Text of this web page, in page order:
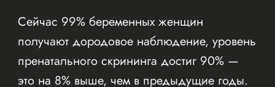
Сейчас 99% беременных женщин
получают дородовое наблюдение, уровень
пренатального скрининга достиг 90% —
это на 8% выше, чем в предыдущие годы.